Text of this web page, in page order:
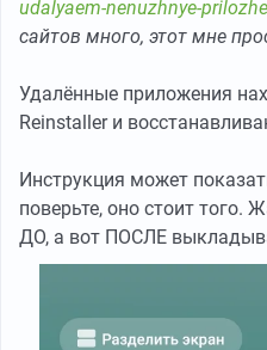
udalyaem-nenuzhnye-
сайтов много, этот мне
Удалённые приложения
Reinstaller и
Инструкция может
поверьте, оно стоит того.
ДО, а вот ПОСЛЕ